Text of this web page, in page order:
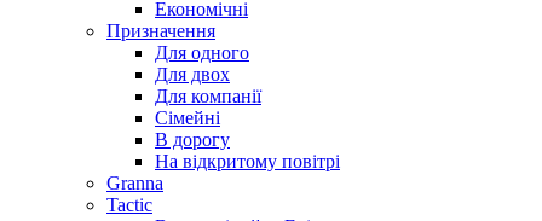
Економічні
Призначення
Для одного
Для двох
Для компанії
Сімейні
В дорогу
На відкритому повітрі
Granna
Tactic